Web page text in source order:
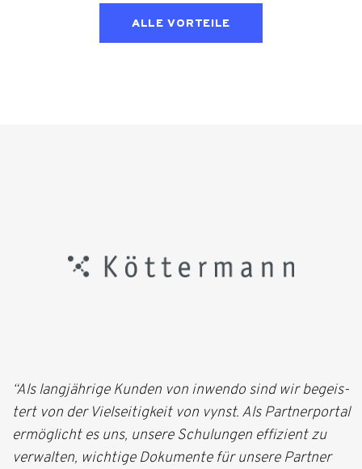
ALLE VORTEILE
“Als lang­jäh­rige Kun­den von inwendo sind wir begeis­
tert von der Viel­sei­tig­keit von vynst. Als Part­ner­por­tal
ermög­licht es uns, unsere Schu­lun­gen effi­zi­ent zu
ver­wal­ten, wich­tige Doku­mente für unsere Part­ner